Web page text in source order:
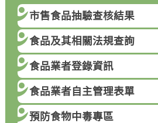
市售食品抽驗查核結果
食品及其相關法規查詢
食品業者登錄資訊
食品業者自主管理表單
預防食物中毒專區